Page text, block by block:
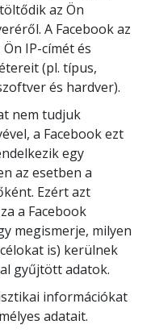
az Ön
A Facebook az
IP-címét és
(pl. típus,
és hardver).
nem tudjuk
a Facebook ezt
egy
az esetben a
Ezért azt
a Facebook
megismerje, milyen
is) kerülnek
gyűjtött adatok.
információkat
adatait.